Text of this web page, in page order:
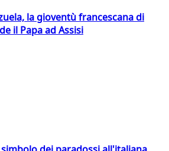
la gioventù francescana di
il Papa ad Assisi